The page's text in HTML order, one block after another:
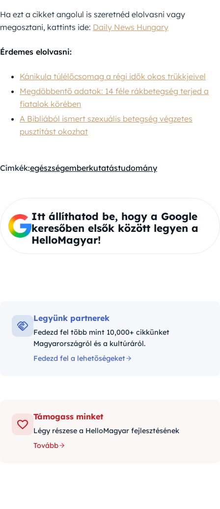
Ha ezt a cikket angolul is szeretnéd elolvasni vagy
megosztani, kattints ide: Daily News Hungary
Érdemes elolvasni:
Kánikula túlélőcsomag a régi idők okos trükkjeivel
Megdöbbentő adatok: 14 féle rákbetegség terjed a
fiatalok körében
A Bibliából ismert szexuális betegség végzetes
pusztítást okozhat
Címkék:egészségemberkutatástudomány
Itt állíthatod be, hogy a Google
keresőben elsők között legyen a
HelloMagyar!
Legyünk partnerek
Fedezd fel több mint 10,000+ cikkünket
Magyarországról és a kultúráról.
Fedezd fel a lehetőségeket
Támogass minket
Légy részese a HelloMagyar fejlesztésének
Tovább